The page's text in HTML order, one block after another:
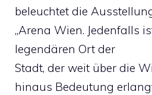
beleuchtet die
„Arena Wien. Jedenfalls
legendären Ort der
Stadt, der weit über die
hinaus Bedeutung